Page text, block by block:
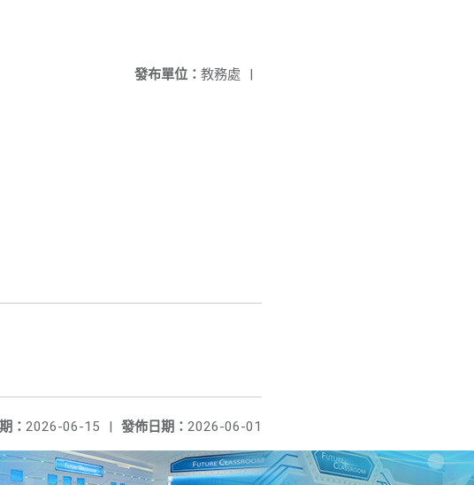
發布單位： 教務處 |
發佈日期： 2026-06-01
： 2026-06-15 |